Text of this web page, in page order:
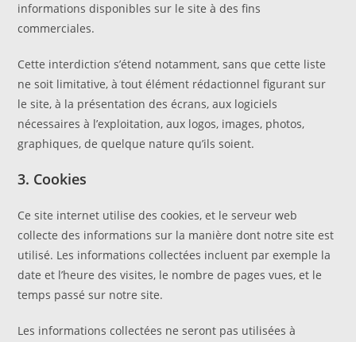
informations disponibles sur le site à des fins
commerciales.
Cette interdiction s’étend notamment, sans que cette liste
ne soit limitative, à tout élément rédactionnel figurant sur
le site, à la présentation des écrans, aux logiciels
nécessaires à l’exploitation, aux logos, images, photos,
graphiques, de quelque nature qu’ils soient.
3. Cookies
Ce site internet utilise des cookies, et le serveur web
collecte des informations sur la manière dont notre site est
utilisé. Les informations collectées incluent par exemple la
date et l’heure des visites, le nombre de pages vues, et le
temps passé sur notre site.
Les informations collectées ne seront pas utilisées à